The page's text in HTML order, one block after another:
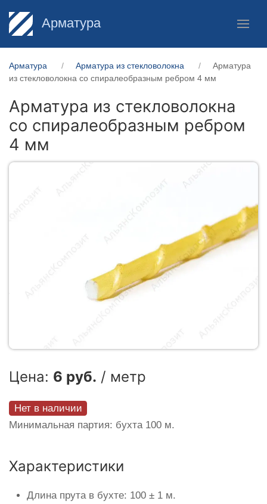
Арматура
Арматура Арматура из стекловолокна
Арматура
из стекловолокна со спиралеобразным ребром 4 мм
Арматура из стекловолокна
со спиралеобразным ребром
4 мм
Цена: 6 руб. / метр
Нет в наличии
Минимальная партия: бухта 100 м.
Характеристики
Длина прута в бухте: 100 ± 1 м.